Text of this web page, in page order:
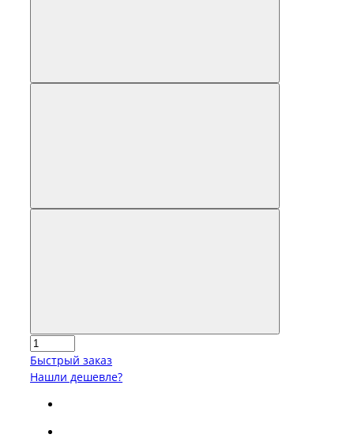
Быстрый заказ
Нашли дешевле?